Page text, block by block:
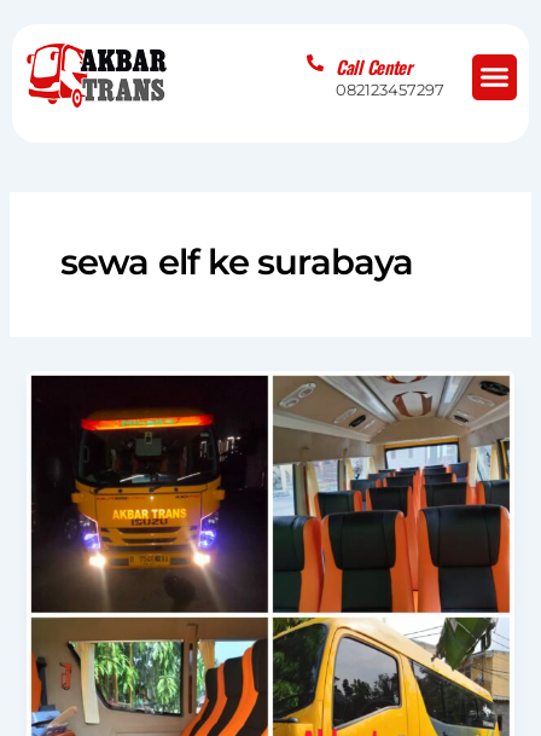
content
Call Center
082123457297
sewa elf ke surabaya